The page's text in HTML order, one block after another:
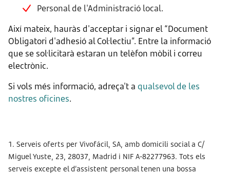
Personal de l'Administració local.
Així mateix, hauràs d'acceptar i signar el “Document
Obligatori d'adhesió al Col·lectiu”. Entre la informació
que se sol·licitarà estaran un telèfon mòbil i correu
electrònic.
Si vols més informació, adreça't a qualsevol de les
nostres oficines.
1. Serveis oferts per Vivofácil, SA, amb domicili social a C/
Miguel Yuste, 23, 28037, Madrid i NIF A-82277963. Tots els
serveis excepte el d’assistent personal tenen una bossa